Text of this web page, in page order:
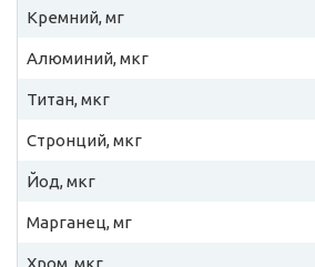
Кремний, мг
Алюминий, мкг
Титан, мкг
Стронций, мкг
Йод, мкг
Марганец, мг